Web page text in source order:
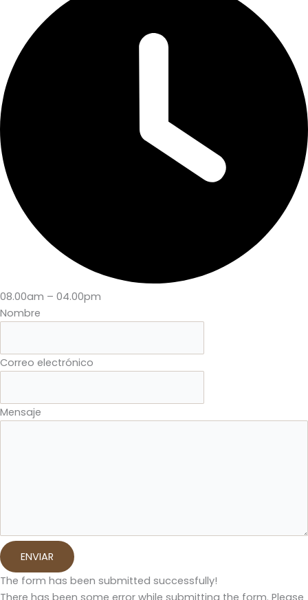
08.00am – 04.00pm
Nombre
Correo electrónico
Mensaje
ENVIAR
The form has been submitted successfully!